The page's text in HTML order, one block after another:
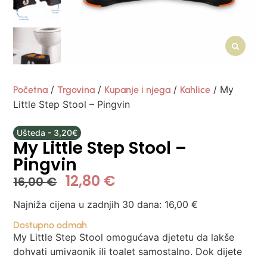
Početna /Trgovina / Kupanje i njega / Kahlice / My
Little Step Stool – Pingvin
Ušteda - 3,20€
My Little Step Stool –
Pingvin
16,00€ 12,80 €
Najniža cijena u zadnjih 30 dana: 16,00€
Dostupno odmah
My Little Step Stool omogućava djetetu da lakše
dohvati umivaonik ili toalet samostalno. Dok dijete